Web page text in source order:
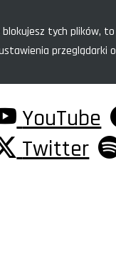
tych plików,
przeglądarki
YouTube
Twitter